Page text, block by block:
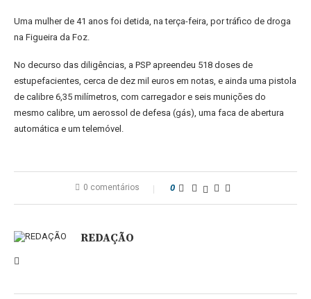
Uma mulher de 41 anos foi detida, na terça-feira, por tráfico de droga
na Figueira da Foz.
No decurso das diligências, a PSP apreendeu 518 doses de
estupefacientes, cerca de dez mil euros em notas, e ainda uma pistola
de calibre 6,35 milímetros, com carregador e seis munições do
mesmo calibre, um aerossol de defesa (gás), uma faca de abertura
automática e um telemóvel.
0 comentários 0
REDAÇÃO